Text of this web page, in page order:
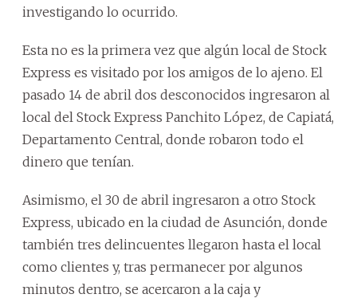
investigando lo ocurrido.
Esta no es la primera vez que algún local de Stock
Express es visitado por los amigos de lo ajeno. El
pasado 14 de abril dos desconocidos ingresaron al
local del Stock Express Panchito López, de Capiatá,
Departamento Central, donde robaron todo el
dinero que tenían.
Asimismo, el 30 de abril ingresaron a otro Stock
Express, ubicado en la ciudad de Asunción, donde
también tres delincuentes llegaron hasta el local
como clientes y, tras permanecer por algunos
minutos dentro, se acercaron a la caja y